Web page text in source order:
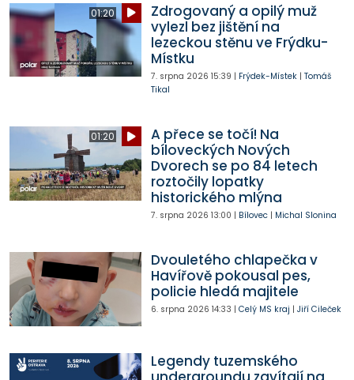
01:20
Zdrogovaný a opilý muž
vylezl bez jištění na
lezeckou stěnu ve Frýdku-
Místku
7. srpna 2026 15:39 | Frýdek-Místek| Tomáš
Tikal
01:20
A přece se točí! Na
bíloveckých Nových
Dvorech se po 84 letech
roztočily lopatky
historického mlýna
7. srpna 2026 13:00 | Bílovec| Michal Slonina
Dvouletého chlapečka v
Havířově pokousal pes,
policie hledá majitele
6. srpna 2026 14:33 | Celý MS kraj | Jiří Cileček
Legendy tuzemského